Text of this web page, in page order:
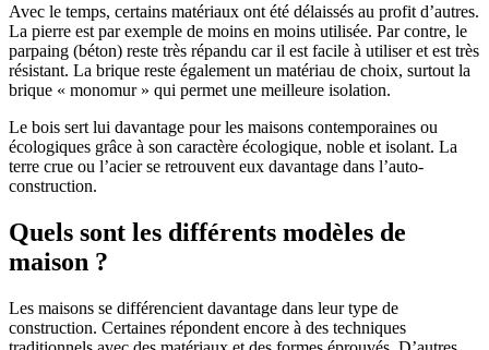
Avec le temps, certains matériaux ont été délaissés au profit d’autres.
La pierre est par exemple de moins en moins utilisée. Par contre, le
parpaing (béton) reste très répandu car il est facile à utiliser et est très
résistant. La brique reste également un matériau de choix, surtout la
brique « monomur » qui permet une meilleure isolation.
Le bois sert lui davantage pour les maisons contemporaines ou
écologiques grâce à son caractère écologique, noble et isolant. La
terre crue ou l’acier se retrouvent eux davantage dans l’auto-
construction.
Quels sont les différents modèles de
maison ?
Les maisons se différencient davantage dans leur type de
construction. Certaines répondent encore à des techniques